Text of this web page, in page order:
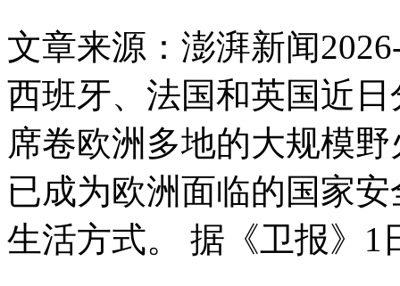
文章来源：澎湃新闻
西班牙、法国和英国近
席卷欧洲多地的大规模
已成为欧洲面临的国家
生活方式。 据《卫报》1